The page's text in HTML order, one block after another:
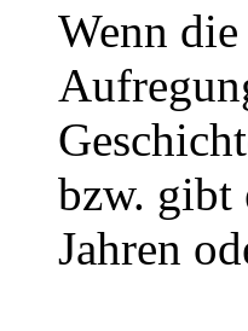
Wenn
bzw. gibt
Jahren